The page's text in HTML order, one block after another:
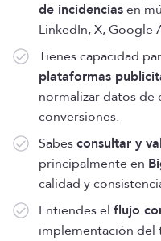
de incidenciasen
LinkedIn, X, Google
Tienes capacidad
plataformas
normalizar datos de
conversiones.
Sabesconsultar y
principalmente en
calidad y
Entiendes el flujo
implementación del